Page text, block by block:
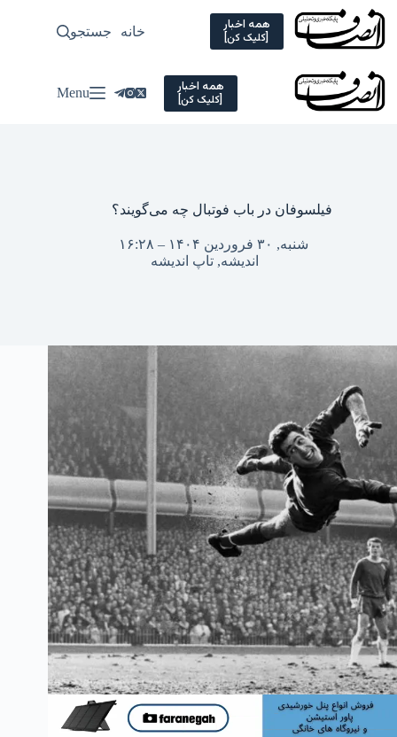
Skip
content
همه اخبار
[کلیک کن] خانه سیاسی
جستجو
همه اخبار
[کلیک کن] Menu
فیلسوفان در باب فوتبال چه می‌گویند؟
شنبه, ۳۰ فروردین ۱۴۰۴ – ۱۶:۲۸
اندیشه,تاپ اندیشه